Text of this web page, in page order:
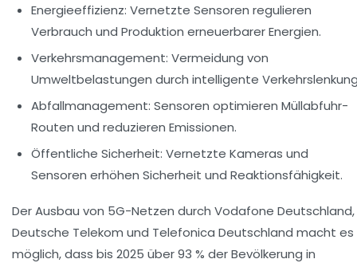
Energieeffizienz: Vernetzte Sensoren regulieren
Verbrauch und Produktion erneuerbarer Energien.
Verkehrsmanagement: Vermeidung von
Umweltbelastungen durch intelligente
Abfallmanagement: Sensoren optimieren Müllabfuhr-
Routen und reduzieren Emissionen.
Öffentliche Sicherheit: Vernetzte Kameras und
Sensoren erhöhen Sicherheit und Reaktionsfähigkeit.
Der Ausbau von 5G-Netzen durch Vodafone Deutschland,
Deutsche Telekom und Telefonica Deutschland macht es
möglich, dass bis 2025 über 93 % der Bevölkerung in